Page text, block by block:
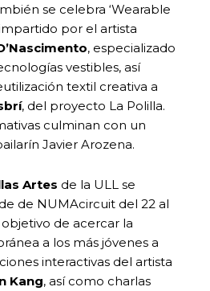
se celebra ‘Wearable
por el artista
, especializado
vestibles, así
textil creativa a
, del proyecto La Polilla.
culminan con un
Javier Arozena.
Artes de la ULL se
de NUMAcircuit del 22 al
de acercar la
a los más jóvenes a
interactivas del artista
Kang, así como charlas